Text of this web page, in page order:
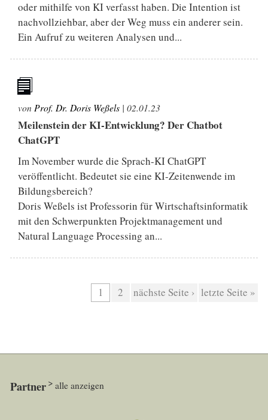
oder mithilfe von KI verfasst haben. Die Intention ist
nachvollziehbar, aber der Weg muss ein anderer sein.
Ein Aufruf zu weiteren Analysen und...
von Prof. Dr. Doris Weßels | 02.01.23
Meilenstein der KI-Entwicklung? Der Chatbot
ChatGPT
Im November wurde die Sprach-KI ChatGPT
veröffentlicht. Bedeutet sie eine KI-Zeitenwende im
Bildungsbereich?
Doris Weßels ist Professorin für Wirtschaftsinformatik
mit den Schwerpunkten Projektmanagement und
Natural Language Processing an...
1 2 nächste Seite › letzte Seite »
Partner alle anzeigen